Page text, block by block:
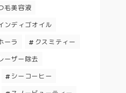
毛美容液
ンディゴオイル
ーラ
クスミティー
ーザー除去
シーコーヒー